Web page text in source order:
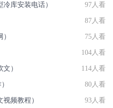
库安装电话） 97人看
87人看
75人看
104人看
） 114人看
80人看
频教程） 93人看